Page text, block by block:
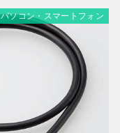
パソコン・スマートフォン